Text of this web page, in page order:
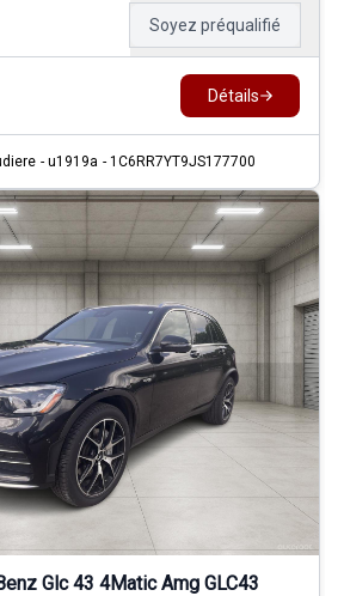
Soyez préqualifié
Détails
- u1919a - 1C6RR7YT9JS177700
Glc 43 4Matic Amg GLC43